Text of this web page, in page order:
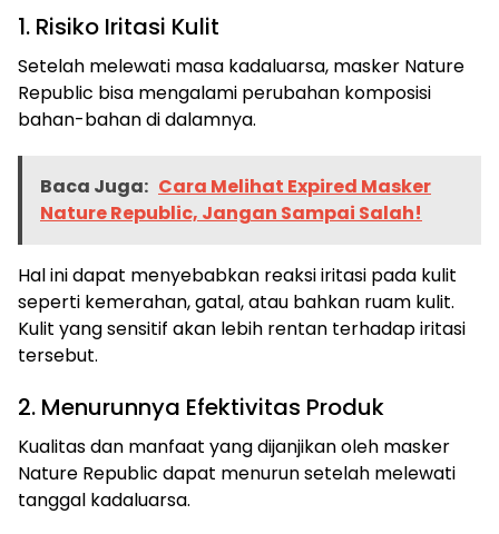
1. Risiko Iritasi Kulit
Setelah melewati masa kadaluarsa, masker Nature
Republic bisa mengalami perubahan komposisi
bahan-bahan di dalamnya.
Baca Juga: Cara Melihat Expired Masker
Nature Republic, Jangan Sampai Salah!
Hal ini dapat menyebabkan reaksi iritasi pada kulit
seperti kemerahan, gatal, atau bahkan ruam kulit.
Kulit yang sensitif akan lebih rentan terhadap iritasi
tersebut.
2. Menurunnya Efektivitas Produk
Kualitas dan manfaat yang dijanjikan oleh masker
Nature Republic dapat menurun setelah melewati
tanggal kadaluarsa.